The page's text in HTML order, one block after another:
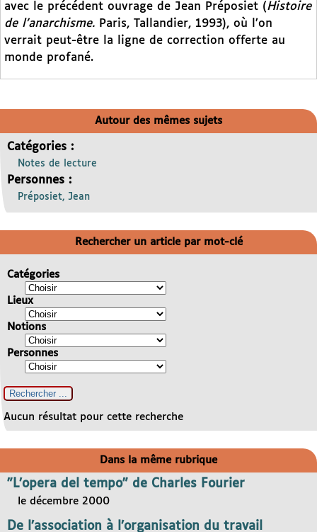
avec le précédent ouvrage de Jean Préposiet (Histoire
de l’anarchisme. Paris, Tallandier, 1993), où l’on
verrait peut-être la ligne de correction offerte au
monde profané.
Autour des mêmes sujets
Catégories :
Notes de lecture
Personnes :
Préposiet, Jean
Rechercher un article par mot-clé
Catégories
Lieux
Notions
Personnes
Aucun résultat pour cette recherche
Dans la même rubrique
"L’opera del tempo" de Charles Fourier
le décembre 2000
De l’association à l’organisation du travail